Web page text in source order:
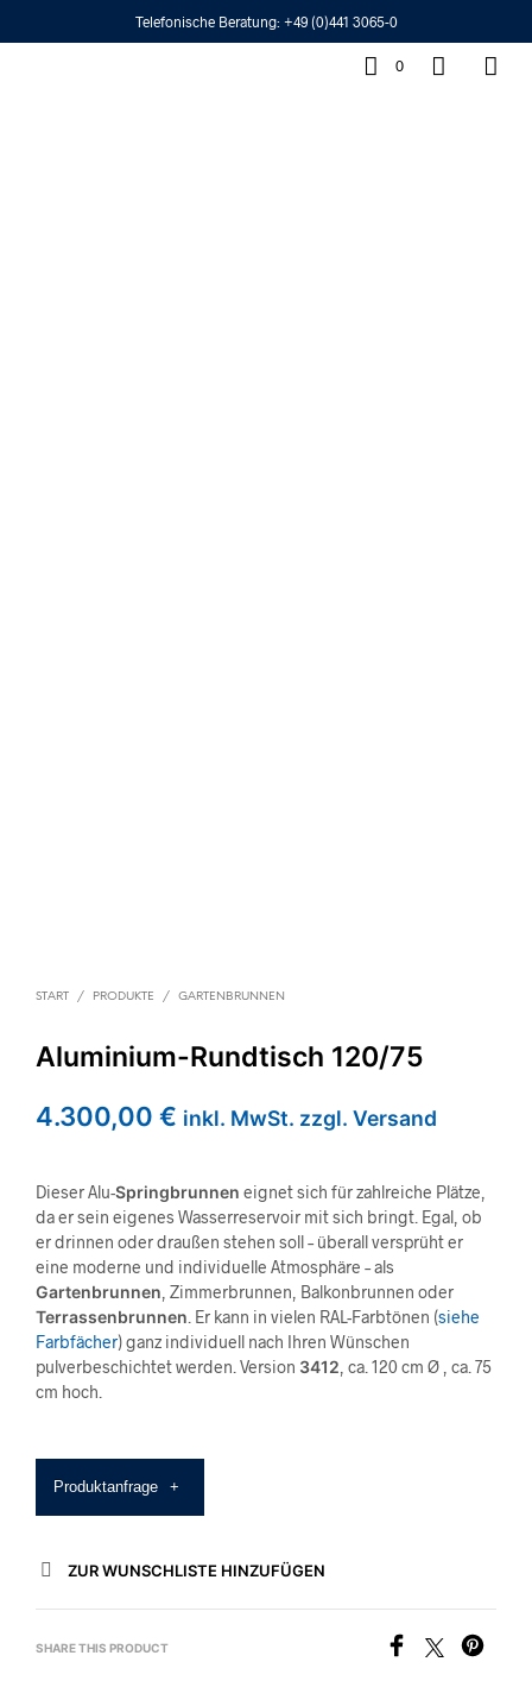
Telefonische Beratung: +49 (0)441 3065-0
0
START / PRODUKTE / GARTENBRUNNEN
Aluminium-Rundtisch 120/75
4.300,00 € inkl. MwSt. zzgl. Versand
Dieser Alu-Springbrunnen eignet sich für zahlreiche Plätze,
da er sein eigenes Wasserreservoir mit sich bringt. Egal, ob
er drinnen oder draußen stehen soll – überall versprüht er
eine moderne und individuelle Atmosphäre – als
Gartenbrunnen , Zimmerbrunnen, Balkonbrunnen oder
Terrassenbrunnen . Er kann in vielen RAL-Farbtönen (siehe
Farbfächer) ganz individuell nach Ihren Wünschen
pulverbeschichtet werden. Version 3412 , ca. 120 cm Ø , ca. 75
cm hoch.
Produktanfrage +
ZUR WUNSCHLISTE HINZUFÜGEN
SHARE THIS PRODUCT